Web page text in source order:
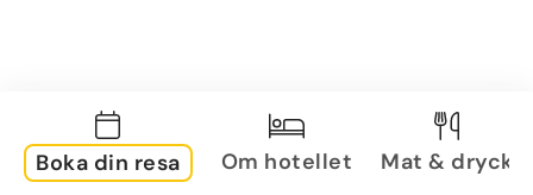
Boka din resa Om hotellet Mat & dryck